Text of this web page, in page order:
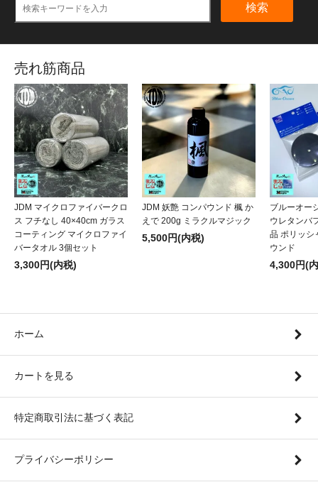
検索
売れ筋商品
JDM マイクロファイバークロ
ス フチなし 40×40cm ガラス
コーティング マイクロファイ
バータオル 3個セット
3,300円(内税)
JDM 妖艶 コンパウンド 楓 か
えで 200g ミラクルマジック
5,500円(内税)
ブルーオー
ウレタンバ
品 ポリッシ
ウンド
4,300円(
ホーム
カートを見る
特定商取引法に基づく表記
プライバシーポリシー